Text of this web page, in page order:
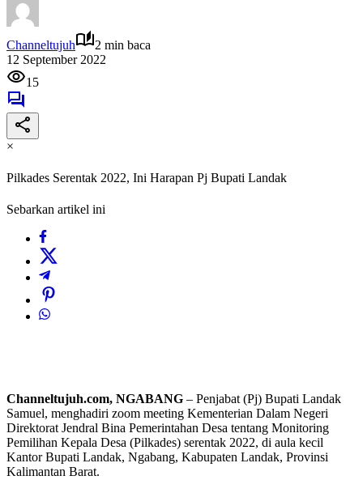
Channeltujuh
2 min baca
12 September 2022
15
×
Pilkades Serentak 2022, Ini Harapan Pj Bupati Landak
Sebarkan artikel ini
Channeltujuh.com, NGABANG – Penjabat (Pj) Bupati Landak
Samuel, menghadiri zoom meeting Kementerian Dalam Negeri
Direktorat Jendral Bina Pemerintahan Desa tentang Monitoring
Pemilihan Kepala Desa (Pilkades) serentak 2022, di aula kecil
Kantor Bupati Landak, Ngabang, Kabupaten Landak, Provinsi
Kalimantan Barat.